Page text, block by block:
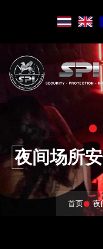
content
夜间场所
首页 夜